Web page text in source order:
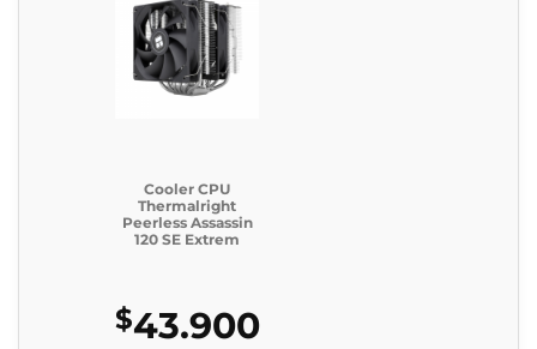
Cooler CPU
Thermalright
Peerless Assassin
120 SE Extrem
$43.900